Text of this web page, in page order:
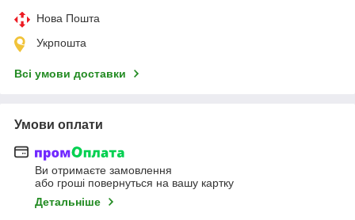
Нова Пошта
Укрпошта
Всі умови доставки
Умови оплати
Ви отримаєте замовлення
або гроші повернуться на вашу картку
Детальніше